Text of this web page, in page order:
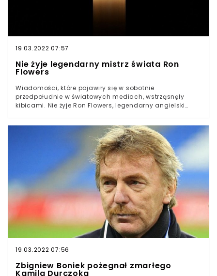
nieopodal miasta Baiyin nastąpiło gwałtowne
19.03.2022 07:57
Nie żyje legendarny mistrz świata Ron
Flowers
Wiadomości, które pojawiły się w sobotnie
przedpołudnie w światowych mediach, wstrząsnęły
kibicami. Nie żyje Ron Flowers, legendarny angielski
Rona Flowersa zasmuciły kibiców. Kultowy piłkarz był
legendą angielskiego futbolu. Jego największym
sukcesem było zdobycie mistrzostwa świata z “Synami
19.03.2022 07:56
Zbigniew Boniek pożegnał zmarłego
Kamila Durczoka